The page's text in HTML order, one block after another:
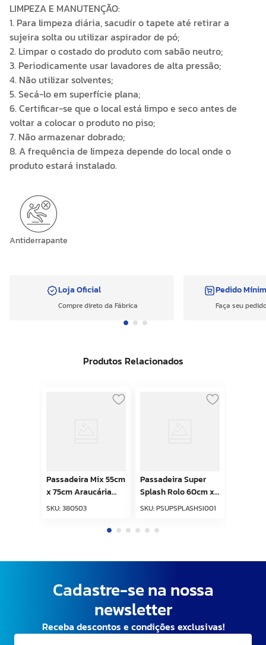
LIMPEZA E MANUTENÇÃO:
1. Para limpeza diária, sacudir o tapete até retirar a
sujeira solta ou utilizar aspirador de pó;
2. Limpar o costado do produto com sabão neutro;
3. Periodicamente usar lavadores de alta pressão;
4. Não utilizar solventes;
5. Secá-lo em superfície plana;
6. Certificar-se que o local está limpo e seco antes de
voltar a colocar o produto no piso;
7. Não armazenar dobrado;
8. A frequência de limpeza depende do local onde o
produto estará instalado.
Antiderrapante
Loja Oficial
Compre direto da Fábrica
Pedido
Faça seu
Produtos Relacionados
Passadeira Mix 55cm
x 75cm Araucária
Marrom Kapazi
SKU:380503
Passadeira Super
Splash Rolo 60cm x
15m Sisal Kapazi
SKU:PSUPSPLASHSI001
Cadastre-se na nossa
newsletter
Receba descontos e condições exclusivas!